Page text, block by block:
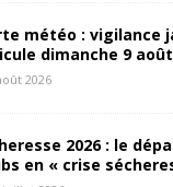
météo : vigilance
dimanche 9
2026
2026 : le
en « crise